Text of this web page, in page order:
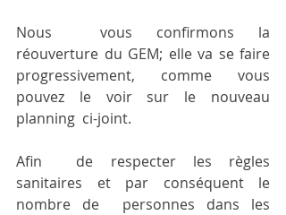
Nous  vous confirmons la
réouverture du GEM; elle va se faire
progressivement, comme vous
pouvez le voir sur le nouveau
planning  ci-joint.
Afin  de respecter les règles
sanitaires et par conséquent le
nombre de  personnes dans les